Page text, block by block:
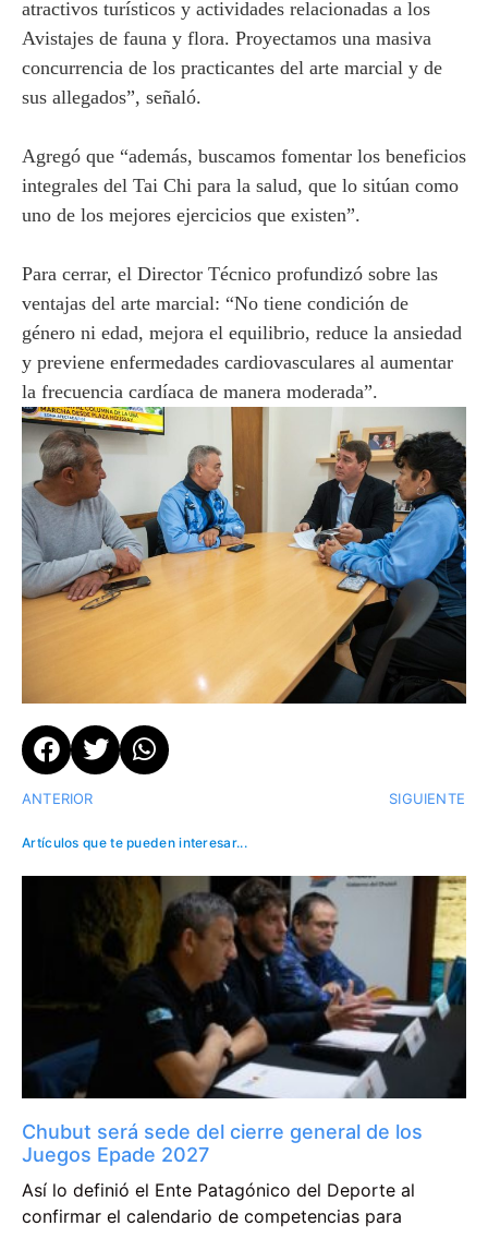
atractivos turísticos y actividades relacionadas a los
Avistajes de fauna y flora. Proyectamos una masiva
concurrencia de los practicantes del arte marcial y de
sus allegados”, señaló.
Agregó que “además, buscamos fomentar los beneficios
integrales del Tai Chi para la salud, que lo sitúan como
uno de los mejores ejercicios que existen”.
Para cerrar, el Director Técnico profundizó sobre las
ventajas del arte marcial: “No tiene condición de
género ni edad, mejora el equilibrio, reduce la ansiedad
y previene enfermedades cardiovasculares al aumentar
la frecuencia cardíaca de manera moderada”.
ANTERIOR SIGUIENTE
Artículos que te pueden interesar...
Chubut será sede del cierre general de los
Juegos Epade 2027
Así lo definió el Ente Patagónico del Deporte al
confirmar el calendario de competencias para